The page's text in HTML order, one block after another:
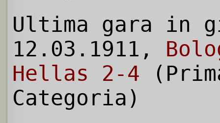
Ultima gara in
12.03.1911,
Hellas 2-4
Categoria)